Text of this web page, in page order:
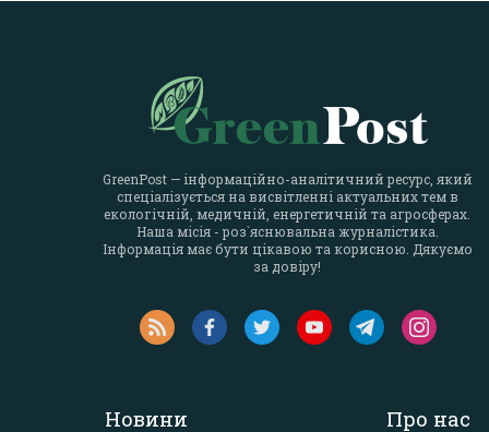
GreenPost — інформаційно-аналітичний ресурс, який
спеціалізується на висвітленні актуальних тем в
екологічній, медичній, енергетичній та агросферах.
Наша місія - роз`яснювальна журналістика.
Інформація має бути цікавою та корисною. Дякуємо
за довіру!
Новини
Про нас